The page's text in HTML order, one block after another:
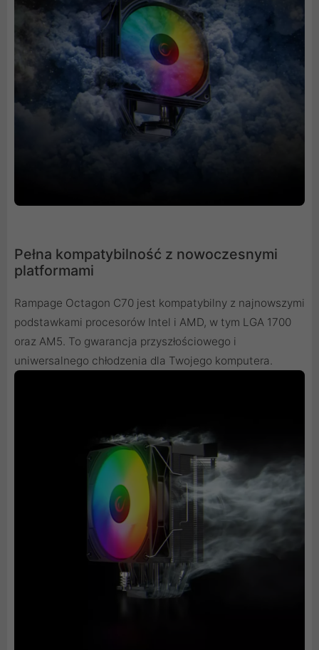
Pełna kompatybilność z nowoczesnymi
platformami
Rampage Octagon C70 jest kompatybilny z najnowszymi
podstawkami procesorów Intel i AMD, w tym LGA 1700
oraz AM5. To gwarancja przyszłościowego i
uniwersalnego chłodzenia dla Twojego komputera.